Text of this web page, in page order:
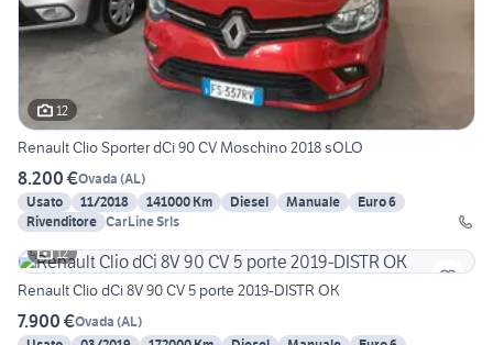
12
Renault Clio Sporter dCi 90 CV Moschino 2018 sOLO
8.200 €Ovada (AL)
Usato
11/2018 141000 Km Diesel Manuale
Euro 6
Rivenditore CarLine Srls
12
Renault Clio dCi 8V 90 CV 5 porte 2019-DISTR OK
7.900 €Ovada (AL)